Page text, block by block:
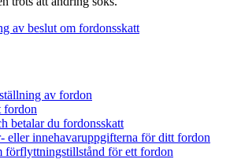
av beslut om fordonsskatt
av fordon
fordon
betalar du fordonsskatt
eller innehavaruppgifterna för ditt fordon
förflyttningstillstånd för ett fordon